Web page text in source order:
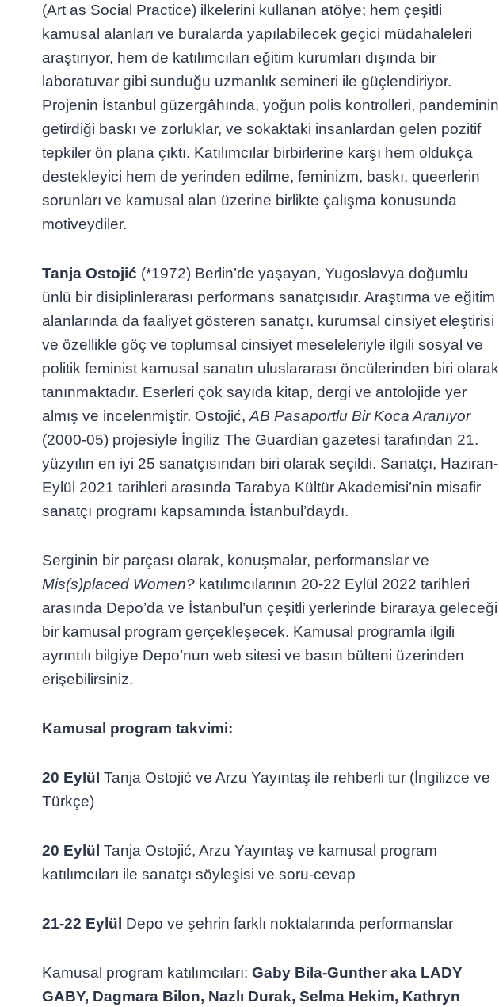
(Art as Social Practice) ilkelerini kullanan atölye; hem çeşitli
kamusal alanları ve buralarda yapılabilecek geçici müdahaleleri
araştırıyor, hem de katılımcıları eğitim kurumları dışında bir
laboratuvar gibi sunduğu uzmanlık semineri ile güçlendiriyor.
Projenin İstanbul güzergâhında, yoğun polis kontrolleri, pandeminin
getirdiği baskı ve zorluklar, ve sokaktaki insanlardan gelen pozitif
tepkiler ön plana çıktı. Katılımcılar birbirlerine karşı hem oldukça
destekleyici hem de yerinden edilme, feminizm, baskı, queerlerin
sorunları ve kamusal alan üzerine birlikte çalışma konusunda
motiveydiler.
Tanja Ostojić (*1972) Berlin’de yaşayan, Yugoslavya doğumlu
ünlü bir disiplinlerarası performans sanatçısıdır. Araştırma ve eğitim
alanlarında da faaliyet gösteren sanatçı, kurumsal cinsiyet eleştirisi
ve özellikle göç ve toplumsal cinsiyet meseleleriyle ilgili sosyal ve
politik feminist kamusal sanatın uluslararası öncülerinden biri olarak
tanınmaktadır. Eserleri çok sayıda kitap, dergi ve antolojide yer
almış ve incelenmiştir. Ostojić, AB Pasaportlu Bir Koca Aranıyor
(2000-05) projesiyle İngiliz The Guardian gazetesi tarafından 21.
yüzyılın en iyi 25 sanatçısından biri olarak seçildi. Sanatçı, Haziran-
Eylül 2021 tarihleri arasında Tarabya Kültür Akademisi’nin misafir
sanatçı programı kapsamında İstanbul’daydı.
Serginin bir parçası olarak, konuşmalar, performanslar ve
Mis(s)placed Women? katılımcılarının 20-22 Eylül 2022 tarihleri
arasında Depo’da ve İstanbul’un çeşitli yerlerinde biraraya geleceği
bir kamusal program gerçekleşecek. Kamusal programla ilgili
ayrıntılı bilgiye Depo’nun web sitesi ve basın bülteni üzerinden
erişebilirsiniz.
Kamusal program takvimi:
20 Eylül Tanja Ostojić ve Arzu Yayıntaş ile rehberli tur (İngilizce ve
Türkçe)
20 Eylül Tanja Ostojić, Arzu Yayıntaş ve kamusal program
katılımcıları ile sanatçı söyleşisi ve soru-cevap
21-22 Eylül Depo ve şehrin farklı noktalarında performanslar
Kamusal program katılımcıları: Gaby Bila-Gunther aka LADY
GABY, Dagmara Bilon, Nazlı Durak, Selma Hekim, Kathryn